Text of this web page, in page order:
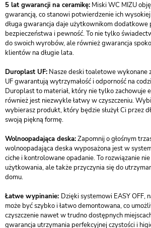
5 lat gwarancji na ceramikę: Miski WC MIZU
gwarancją, co stanowi potwierdzenie ich wysokiej
długa gwarancja daje użytkownikom dodatkowe
bezpieczeństwa i pewność. To nie tylko
do swoich wyrobów, ale również gwarancja
klientów na długie lata.
Duroplast UF: Nasze deski toaletowe wykonane
UF gwarantują wytrzymałość i odporność na
Duroplast to materiał, który nie tylko zachowuje
również jest niezwykle łatwy w czyszczeniu.
wybierasz produkt, który będzie służył Ci przez
swoją piękną formę.
Wolnoopadająca deska:Zapomnij o głośnym
wolnoopadająca deska wyposażona jest w
ciche i kontrolowane opadanie. To rozwiązanie
użytkowania, ale także przyczynia się do
domu.
Łatwe wypinanie: Dzięki systemowi EASY OFF,
może być szybko i łatwo demontowana, co
czyszczenie nawet w trudno dostępnych
gwarancja utrzymania perfekcyjnej czystości i